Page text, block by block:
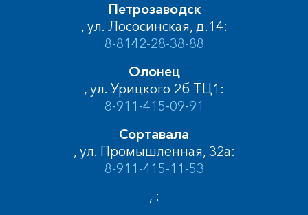
Петрозаводск
, ул. Лососинская, д.14:
8-8142-28-38-88
Олонец
, ул. Урицкого 2б ТЦ1:
8-911-415-09-91
Сортавала
, ул. Промышленная, 32а:
8-911-415-11-53
, :